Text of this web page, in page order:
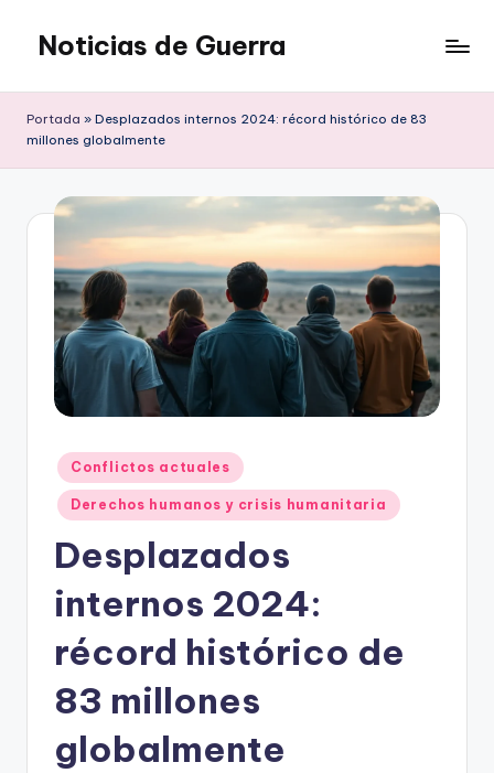
Saltar
contenido
Noticias de Guerra
Portada » Desplazados internos 2024: récord histórico de 83
millones globalmente
Publicado
en
Conflictos actuales
Derechos humanos y crisis humanitaria
Desplazados
internos 2024:
récord histórico de
83 millones
globalmente